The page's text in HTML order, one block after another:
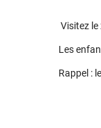
Visitez le
Les
Rappel :